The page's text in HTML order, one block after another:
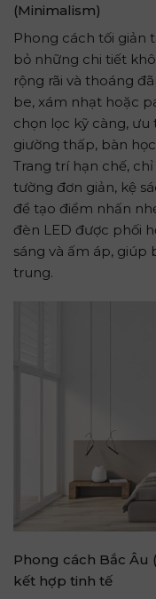
(Minimalism)
Phong cách tối giản
bỏ những chi tiết
rộng rãi và thoáng
be, xám nhạt hoặc
chọn lọc kỹ càng,
giường thấp, bàn
Trang trí hạn chế,
tường đơn giản, kệ
để tạo điểm nhấn
đèn LED được phối
sáng và ấm áp, giúp
trung.
Phong cách Bắc Âu
kết hợp tinh tế